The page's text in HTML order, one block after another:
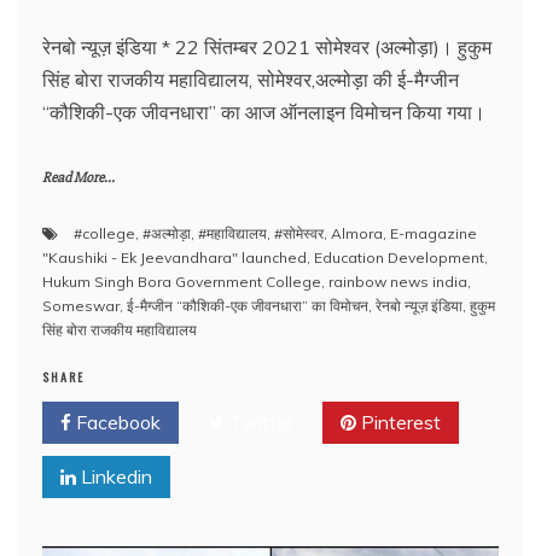
रेनबो न्यूज़ इंडिया * 22 सिंतम्बर 2021 सोमेश्वर (अल्मोड़ा)। हुकुम
सिंह बोरा राजकीय महाविद्यालय, सोमेश्वर,अल्मोड़ा की ई-मैग्जीन
“कौशिकी-एक जीवनधारा” का आज ऑनलाइन विमोचन किया गया।
Read More...
#college, #अल्मोड़ा, #महाविद्यालय, #सोमेस्वर, Almora, E-magazine
"Kaushiki - Ek Jeevandhara" launched, Education Development,
Hukum Singh Bora Government College, rainbow news india,
Someswar, ई-मैग्जीन “कौशिकी-एक जीवनधारा” का विमोचन, रेनबो न्यूज़ इंडिया, हुकुम
सिंह बोरा राजकीय महाविद्यालय
SHARE
Facebook Pinterest
Linkedin